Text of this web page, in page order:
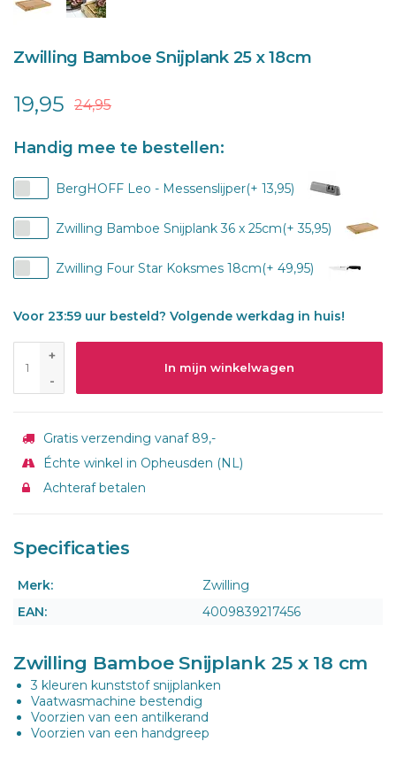
Zwilling Bamboe Snijplank 25 x 18cm
19,95 24,95
Handig mee te bestellen:
BergHOFF Leo - Messenslijper(+ 13,95)
Zwilling Bamboe Snijplank 36 x 25cm(+ 35,95)
Zwilling Four Star Koksmes 18cm(+ 49,95)
Voor 23:59 uur besteld? Volgende werkdag in huis!
+
-
In mijn winkelwagen
Gratis verzending vanaf 89,-
Échte winkel in Opheusden (NL)
Achteraf betalen
Specificaties
Merk:
Zwilling
EAN:
4009839217456
Zwilling Bamboe Snijplank 25 x 18 cm
3 kleuren kunststof snijplanken
Vaatwasmachine bestendig
Voorzien van een antilkerand
Voorzien van een handgreep